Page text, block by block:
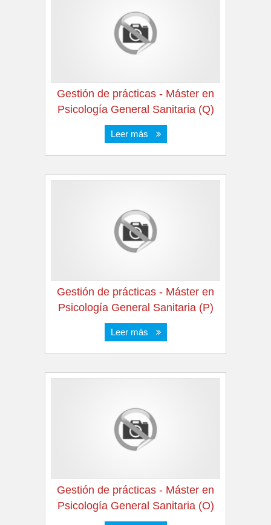
Gestión de prácticas - Máster en
Psicología General Sanitaria (Q)
Leer más
Gestión de prácticas - Máster en
Psicología General Sanitaria (P)
Leer más
Gestión de prácticas - Máster en
Psicología General Sanitaria (O)